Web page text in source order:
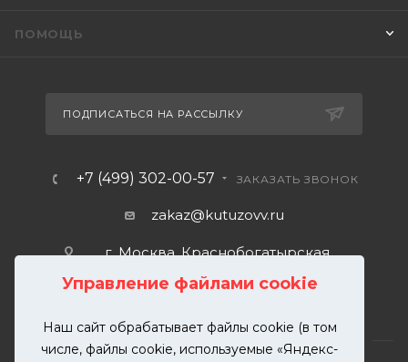
Управление файлами cookie
Наш сайт обрабатывает файлы cookie (в том
числе, файлы cookie, используемые «Яндекс-
ПОМОЩЬ
ПОДПИСАТЬСЯ НА РАССЫЛКУ
+7 (499) 302-00-57 ЗАКАЗАТЬ ЗВОНОК
zakaz@kutuzovv.ru
г. Москва, Краснобогатырская